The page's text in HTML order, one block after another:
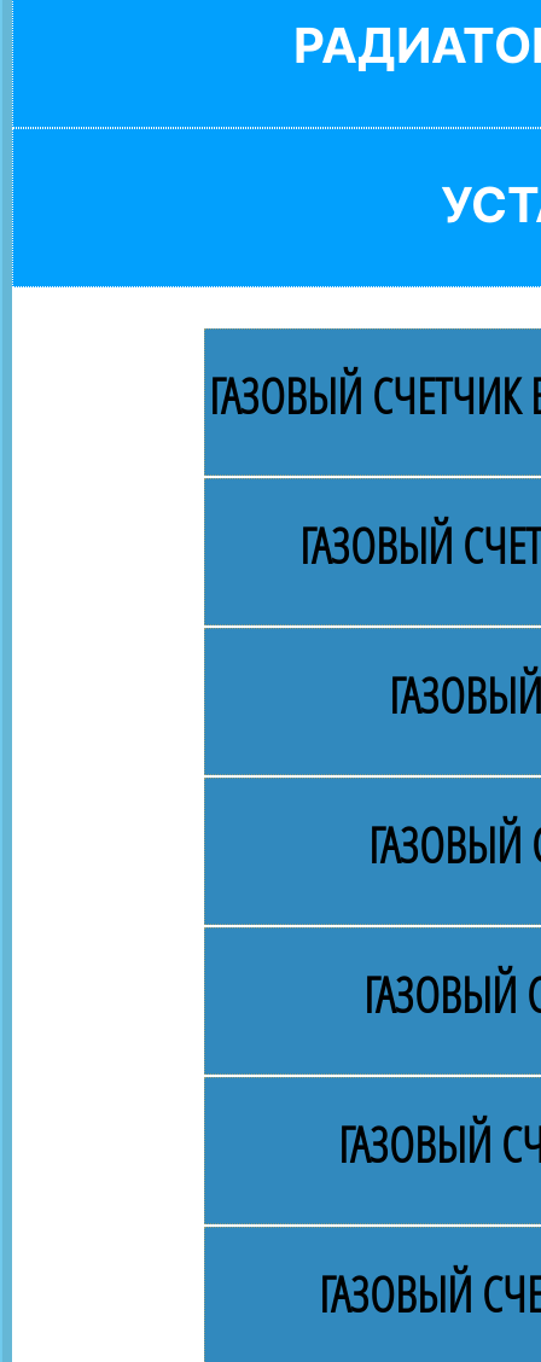
ГАЗОВЫЙ СЧЕТЧИК
ГАЗОВЫЙ
ГАЗОВЫЙ
ГАЗОВЫЙ
ГАЗОВЫЙ
ГАЗОВЫЙ